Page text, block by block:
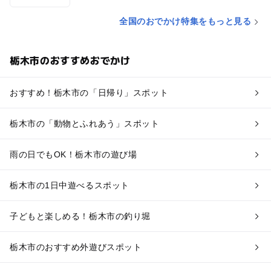
全国のおでかけ特集をもっと見る
栃木市のおすすめおでかけ
おすすめ！栃木市の「日帰り」スポット
栃木市の「動物とふれあう」スポット
雨の日でもOK！栃木市の遊び場
栃木市の1日中遊べるスポット
子どもと楽しめる！栃木市の釣り堀
栃木市のおすすめ外遊びスポット